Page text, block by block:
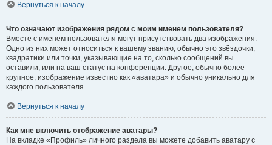
Вернуться к началу
Что означают изображения рядом с моим именем пользователя?
Вместе с именем пользователя могут присутствовать два изображения.
Одно из них может относиться к вашему званию, обычно это звёздочки,
квадратики или точки, указывающие на то, сколько сообщений вы
оставили, или на ваш статус на конференции. Другое, обычно более
крупное, изображение известно как «аватара» и обычно уникально для
каждого пользователя.
Вернуться к началу
Как мне включить отображение аватары?
На вкладке «Профиль» личного раздела вы можете добавить аватару с